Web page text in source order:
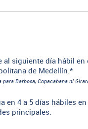
al siguiente día hábil en
de Medellín.*
para Barbosa, Copacabana ni
en 4 a 5 días hábiles
principales.